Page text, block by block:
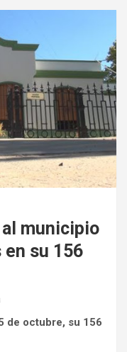
municipio
en su 156
de octubre, su 156